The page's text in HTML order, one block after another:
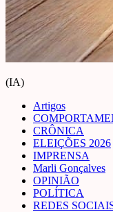
(IA)
Artigos
CRÔNICA
ELEIÇÕES 2026
IMPRENSA
Marli Gonçalves
OPINIÃO
POLÍTICA
REDES